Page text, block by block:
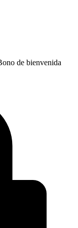
de bienvenida